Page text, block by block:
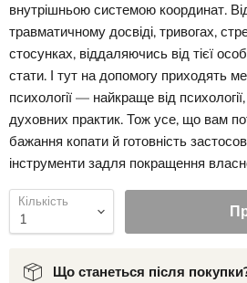
внутрішньою системою координат.
травматичному досвіді, тривогах,
стосунках, віддаляючись від тієї
стати. І тут на допомогу приходять
психології — найкраще від
духовних практик. Тож усе, що вам
бажання копати й готовність
інструменти задля покращення
Кількість
Що станеться після